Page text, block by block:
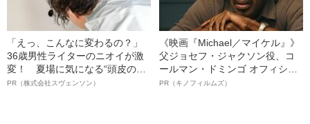
「えっ、こんなに変わるの？」
36歳男性ライターのニオイが激
変！ 夏場に気になる“頭皮のニ
オイ”や“ベタつき”を解消す
PR（株式会社スヴェンソン）
《映画『Michael／マイケル』》
父ジョセフ・ジャクソン役、コ
ールマン・ドミンゴ オフィシャ
ルインタビュー“観客を魅了した
PR（キノフィルムズ）